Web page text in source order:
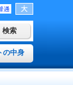
の中身